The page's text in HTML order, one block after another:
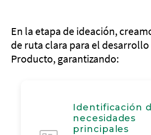
En la etapa de ideación,
de ruta clara para el desarrollo
Producto, garantizando:
Identificación
necesidades
principales